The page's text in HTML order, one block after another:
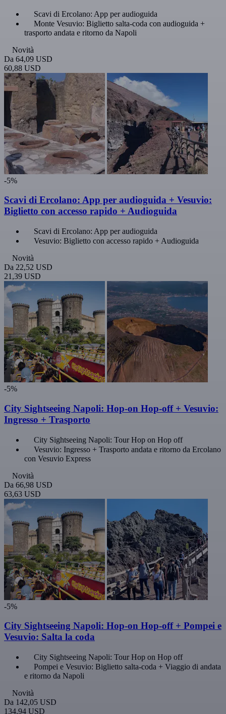
Scavi di Ercolano: App per audioguida
Monte Vesuvio: Biglietto salta-coda con audioguida +
trasporto andata e ritorno da Napoli
Novità
Da 64,09 USD
60,88 USD
-5%
Scavi di Ercolano: App per audioguida + Vesuvio:
Biglietto con accesso rapido + Audioguida
Scavi di Ercolano: App per audioguida
Vesuvio: Biglietto con accesso rapido + Audioguida
Novità
Da 22,52 USD
21,39 USD
-5%
City Sightseeing Napoli: Hop-on Hop-off + Vesuvio:
Ingresso + Trasporto
City Sightseeing Napoli: Tour Hop on Hop off
Vesuvio: Ingresso + Trasporto andata e ritorno da Ercolano
con Vesuvio Express
Novità
Da 66,98 USD
63,63 USD
-5%
City Sightseeing Napoli: Hop-on Hop-off + Pompei e
Vesuvio: Salta la coda
City Sightseeing Napoli: Tour Hop on Hop off
Pompei e Vesuvio: Biglietto salta-coda + Viaggio di andata
e ritorno da Napoli
Novità
Da 142,05 USD
134,94 USD